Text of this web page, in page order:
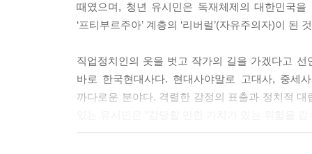
1978년 1월, 입학시험을 보러 간 서울대학교 관
골프장으로 옮겼다는 이야기를 들었다. 그때는
대학교를 나타내는 ‘ㄱㅅㄷ’을 기하학적으로 결합
복개되었고 판잣집은 철거되었으며 신림사거리
블록벽돌로 지은 집이었다. 여름에는 더웠고 겨
때였으며, 청년 유시민은 독재체제의 대한민국
‘프티부르주아’ 계층의 ‘리버럴’(자유주의자)이
직업정치인의 옷을 벗고 작가의 길을 가겠다고
바로 한국현대사다. 현대사야말로 고대사, 중
까다로운 분야다. 격렬한 감정의 표출과 정치적